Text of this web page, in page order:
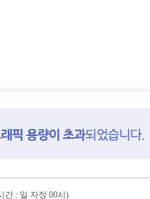
간 : 일 자정 00시)